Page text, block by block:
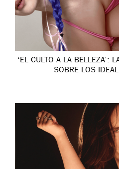
‘EL CULTO A LA BELLEZA’:
SOBRE LOS